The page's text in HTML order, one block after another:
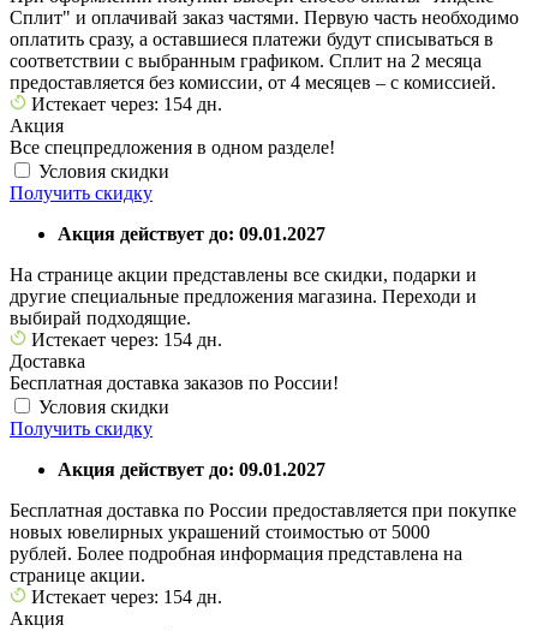
Сплит" и оплачивай заказ частями. Первую часть необходимо
оплатить сразу, а оставшиеся платежи будут списываться в
соответствии с выбранным графиком. Сплит на 2 месяца
предоставляется без комиссии, от 4 месяцев – с комиссией.
Истекает через: 154 дн.
Акция
Все спецпредложения в одном разделе!
Условия скидки
Получить скидку
Акция действует до: 09.01.2027
На странице акции представлены все скидки, подарки и
другие специальные предложения магазина. Переходи и
выбирай подходящие.
Истекает через: 154 дн.
Доставка
Бесплатная доставка заказов по России!
Условия скидки
Получить скидку
Акция действует до: 09.01.2027
Бесплатная доставка по России предоставляется при покупке
новых ювелирных украшений стоимостью от 5000
рублей. Более подробная информация представлена на
странице акции.
Истекает через: 154 дн.
Акция